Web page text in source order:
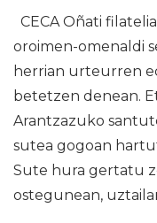
CECA Oñati
oroimen-omenaldi
herrian urteurren
betetzen denean.
Arantzazuko
sutea gogoan
Sute hura gertatu
ostegunean,